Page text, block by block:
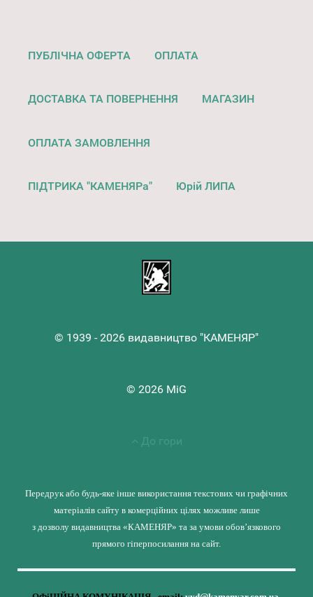
ПУБЛІЧНА ОФЕРТА ОПЛАТА
ДОСТАВКА ТА ПОВЕРНЕННЯ МАГАЗИН
ОПЛАТА ЗАМОВЛЕННЯ
ПІДТРИКА "КАМЕНЯРа" Юрій ЛИПА
© 1939 - 2026 видавництво "КАМЕНЯР"
© 2026 MiG
До гори
Передрук або будь-яке інше використання текстових чи графічних
матеріалів сайту в комерційних цілях можливе лише
з дозволу видавництва «КАМЕНЯР» та за умови обов’язкового
прямого гіперпосилання на сайт.